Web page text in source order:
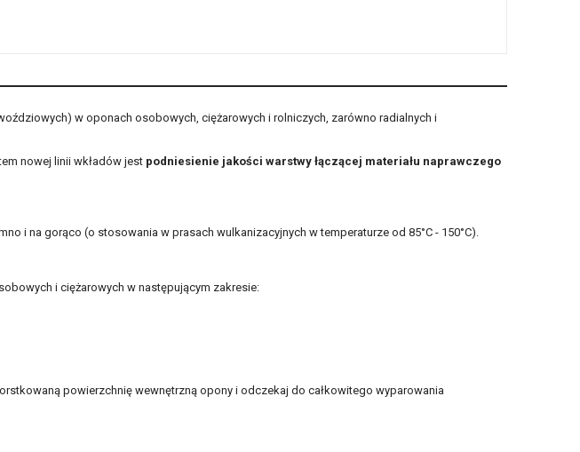
w oponach osobowych, ciężarowych i rolniczych, zarówno radialnych i
nowej linii wkładów jest podniesienie jakości warstwy łączącej materiału naprawczego
i na gorąco (o stosowania w prasach wulkanizacyjnych w temperaturze od 85°C - 150°C).
i ciężarowych w następującym zakresie:
powierzchnię wewnętrzną opony i odczekaj do całkowitego wyparowania